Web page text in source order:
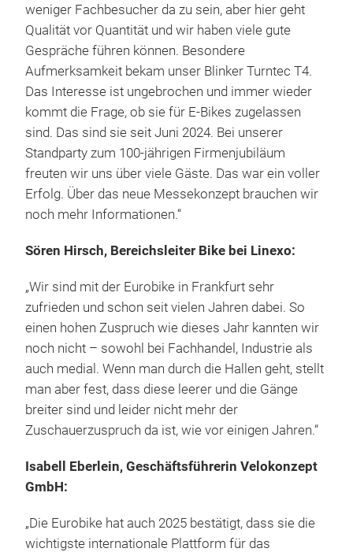
weniger Fachbesucher da zu sein, aber hier geht
Qualität vor Quantität und wir haben viele gute
Gespräche führen können. Besondere
Aufmerksamkeit bekam unser Blinker Turntec T4.
Das Interesse ist ungebrochen und immer wieder
kommt die Frage, ob sie für E-Bikes zugelassen
sind. Das sind sie seit Juni 2024. Bei unserer
Standparty zum 100-jährigen Firmenjubiläum
freuten wir uns über viele Gäste. Das war ein voller
Erfolg. Über das neue Messekonzept brauchen wir
noch mehr Informationen.“
Sören Hirsch, Bereichsleiter Bike bei Linexo:
„Wir sind mit der Eurobike in Frankfurt sehr
zufrieden und schon seit vielen Jahren dabei. So
einen hohen Zuspruch wie dieses Jahr kannten wir
noch nicht – sowohl bei Fachhandel, Industrie als
auch medial. Wenn man durch die Hallen geht, stellt
man aber fest, dass diese leerer und die Gänge
breiter sind und leider nicht mehr der
Zuschauerzuspruch da ist, wie vor einigen Jahren.“
Isabell Eberlein, Geschäftsführerin Velokonzept
GmbH:
„Die Eurobike hat auch 2025 bestätigt, dass sie die
wichtigste internationale Plattform für das